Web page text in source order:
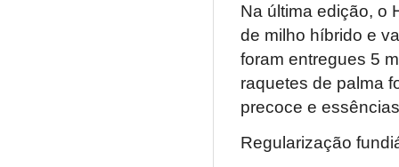
Na última edição, o
de milho híbrido e
foram entregues 5
raquetes de palma
precoce e
Regularização